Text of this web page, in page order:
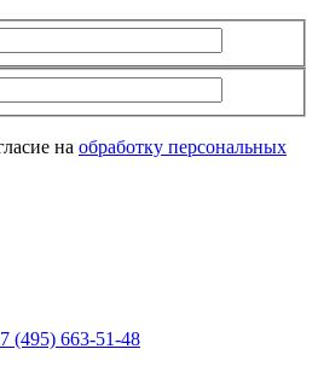
на обработку персональных
(495) 663-51-48